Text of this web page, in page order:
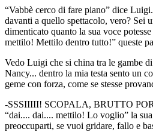
“Vabbè cerco di fare piano” dice
davanti a quello spettacolo, vero? Sei
dimenticato quanto la sua voce
mettilo! Mettilo dentro tutto!” queste
Vedo Luigi che si china tra le gambe
Nancy... dentro la mia testa sento
geme con forza, come se stesse
-SSSIIIII! SCOPALA, BRUTTO
“dai.... dai.... mettilo! Lo voglio” la
preoccuparti, se vuoi gridare, fallo e